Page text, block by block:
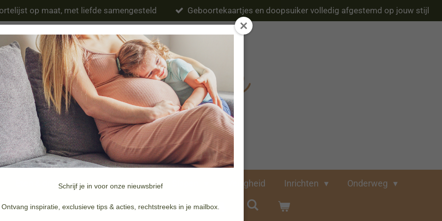
Schrijf je in voor onze nieuwsbrief
Ontvang inspiratie, exclusieve tips & acties, rechtstreeks in je mailbox.
op maat, met liefde samengesteld Geboortekaartjes en doopsuiker volledig afgestemd op jouw stijl
Eten & drinken Verzorging Veiligheid Inrichten Onderweg
Merken Doopsuiker & Geboortekaartjes